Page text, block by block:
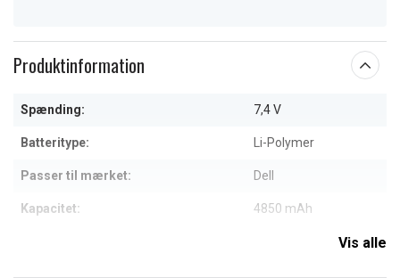
Produktinformation
Spænding: 7,4 V
Batteritype: Li-Polymer
Passer til mærket: Dell
Kapacitet: 4850 mAh
Vis alle